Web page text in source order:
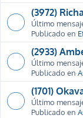
(3972)
Último
Publicado en
(2933)
Último
Publicado en
(1701)
Último
Publicado en